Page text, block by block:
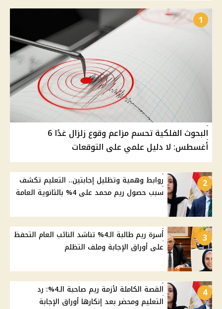
1
البحوث الفلكية تحسم مزاعم وقوع زلزال غدًا 6
أغسطس: لا دليل علمي على التوقعات
2
روابط وهمية وتظليل إجابتين.. التعليم تكشف
سبب حصول ريم محمد على 4% بالثانوية العامة
3
أسرة ريم طالبة الـ4% تناشد النائب العام التحفظ
على أوراق الإجابة وملف التظلم
4
القصة الكاملة لأزمة ريم صاحبة الـ4%: رد
التعليم ومحضر بعد إنكارها أوراق الإجابة